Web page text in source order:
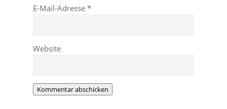
E-Mail-Adresse *
Website
Kommentar abschicken